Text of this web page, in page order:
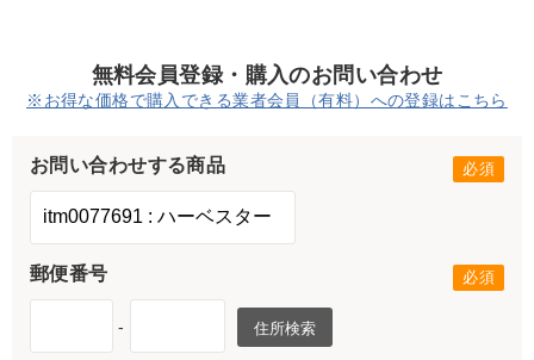
無料会員登録・購入のお問い合わせ
※お得な価格で購入できる業者会員（有料）への登録はこちら
お問い合わせする商品
郵便番号
- 住所検索